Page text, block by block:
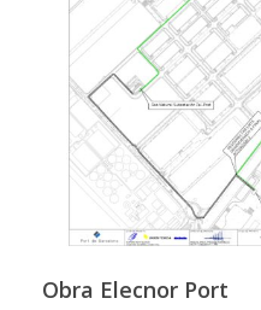
Obra Elecnor Port